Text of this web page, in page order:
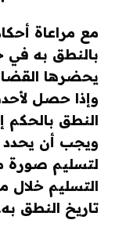
مع مراعاة
بالنطق به في
يحضرها
وإذا حصل
النطق بالحكم
ويجب أن يحدد
لتسليم صورة
التسليم خلال
تاريخ النطق